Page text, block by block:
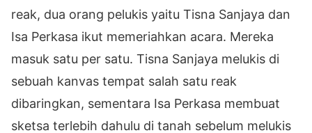
reak, dua orang pelukis yaitu Tisna Sanjaya dan
Isa Perkasa ikut memeriahkan acara. Mereka
masuk satu per satu. Tisna Sanjaya melukis di
sebuah kanvas tempat salah satu reak
dibaringkan, sementara Isa Perkasa membuat
sketsa terlebih dahulu di tanah sebelum melukis